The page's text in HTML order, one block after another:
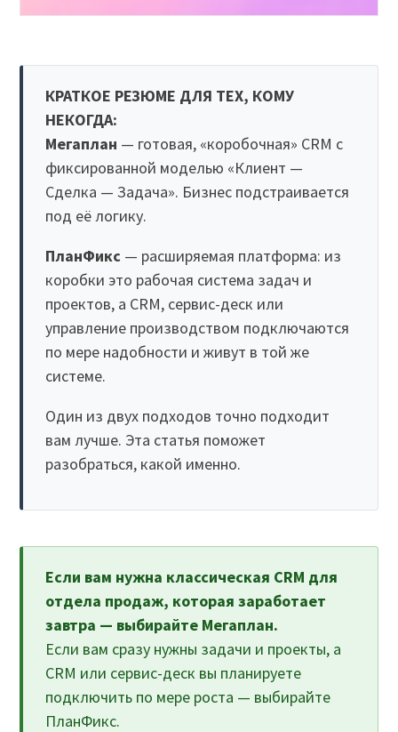
КРАТКОЕ РЕЗЮМЕ ДЛЯ ТЕХ, КОМУ
НЕКОГДА:
Мегаплан — готовая, «коробочная» CRM с
фиксированной моделью «Клиент —
Сделка — Задача». Бизнес подстраивается
под её логику.
ПланФикс — расширяемая платформа: из
коробки это рабочая система задач и
проектов, а CRM, сервис-деск или
управление производством подключаются
по мере надобности и живут в той же
системе.
Один из двух подходов точно подходит
вам лучше. Эта статья поможет
разобраться, какой именно.
Если вам нужна классическая CRM для
отдела продаж, которая заработает
завтра — выбирайте Мегаплан.
Если вам сразу нужны задачи и проекты, а
CRM или сервис-деск вы планируете
подключить по мере роста — выбирайте
ПланФикс.